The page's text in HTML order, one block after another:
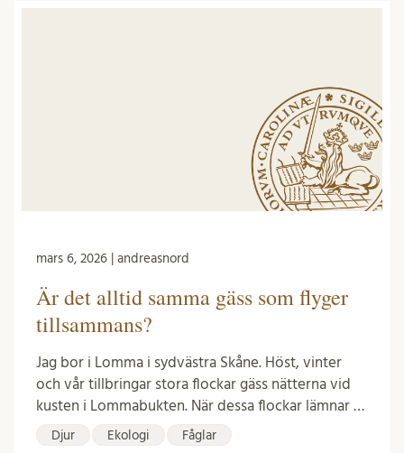
mars 6, 2026 | andreasnord
Är det alltid samma gäss som flyger
tillsammans?
Jag bor i Lomma i sydvästra Skåne. Höst, vinter
och vår tillbringar stora flockar gäss nätterna vid
kusten i Lommabukten. När dessa flockar lämnar …
Djur Ekologi Fåglar